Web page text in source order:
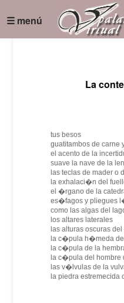
☰ menú
La
tus besos
guatitambos de carne
el acento de la
suave la nave de la
las teclas de mader o
la exhalaci�n del
el �rgano de la
es�fagos y pliegues
como las algas del
los altares laterales
las alturas oscuras del
la c�pula h�meda
la c�pula de la
la c�pula del hombre
las v�lvulas de la
la piedra